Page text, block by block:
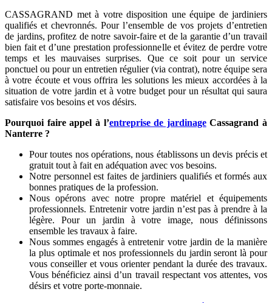
CASSAGRAND met à votre disposition une équipe de jardiniers
qualifiés et chevronnés. Pour l’ensemble de vos projets d’entretien
de jardins, profitez de notre savoir-faire et de la garantie d’un travail
bien fait et d’une prestation professionnelle et évitez de perdre votre
temps et les mauvaises surprises. Que ce soit pour un service
ponctuel ou pour un entretien régulier (via contrat), notre équipe sera
à votre écoute et vous offrira les solutions les mieux accordées à la
situation de votre jardin et à votre budget pour un résultat qui saura
satisfaire vos besoins et vos désirs.
Pourquoi faire appel à l’entreprise de jardinageCassagrand à
Nanterre ?
Pour toutes nos opérations, nous établissons un devis précis et
gratuit tout à fait en adéquation avec vos besoins.
Notre personnel est faites de jardiniers qualifiés et formés aux
bonnes pratiques de la profession.
Nous opérons avec notre propre matériel et équipements
professionnels. Entretenir votre jardin n’est pas à prendre à la
légère. Pour un jardin à votre image, nous définissons
ensemble les travaux à faire.
Nous sommes engagés à entretenir votre jardin de la manière
la plus optimale et nos professionnels du jardin seront là pour
vous conseiller et vous orienter pendant la durée des travaux.
Vous bénéficiez ainsi d’un travail respectant vos attentes, vos
désirs et votre porte-monnaie.